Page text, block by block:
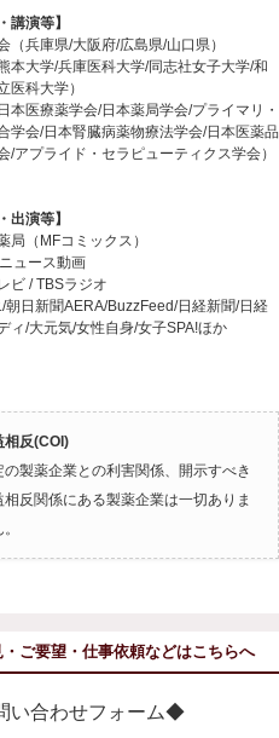
講演等】
（兵庫県/大阪府/広島県/山口県）
本大学/兵庫医科大学/同志社女子大学/和
医科大学）
本医療薬学会/日本薬局学会/プライマリ・
学会/日本腎臓病薬物療法学会/日本医薬品
/アプライド・セラピューティクス学会）
出演等】
局（MFコミックス）
ュース動画
ビ / TBSラジオ
朝日新聞AERA/BuzzFeed/日経新聞/日経
ィ/大元気/女性自身/女子SPA!ほか
相反(COI)
の製薬企業との利害関係、開示すべき
相反関係にある製薬企業は一切ありま
ご要望・仕事依頼などはこちらへ
い合わせフォーム◆